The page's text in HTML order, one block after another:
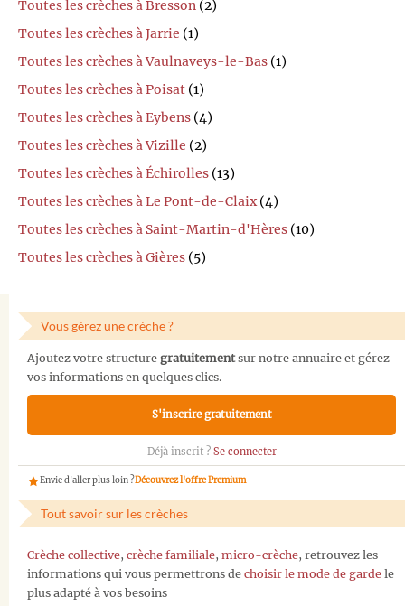
Toutes les crèches à Bresson (2)
Toutes les crèches à Jarrie (1)
Toutes les crèches à Vaulnaveys-le-Bas (1)
Toutes les crèches à Poisat (1)
Toutes les crèches à Eybens (4)
Toutes les crèches à Vizille (2)
Toutes les crèches à Échirolles (13)
Toutes les crèches à Le Pont-de-Claix(4)
Toutes les crèches à Saint-Martin-d'Hères (10)
Toutes les crèches à Gières (5)
Vous gérez une crèche ?
Ajoutez votre structure gratuitementsur notre annuaire et gérez
vos informations en quelques clics.
S'inscrire gratuitement
Déjà inscrit ? Se connecter
Envie d'aller plus loin ?Découvrez l'offre Premium
Tout savoir sur les crèches
Crèche collective, crèche familiale, micro-crèche, retrouvez les
informations qui vous permettrons de choisir le mode de garde le
plus adapté à vos besoins